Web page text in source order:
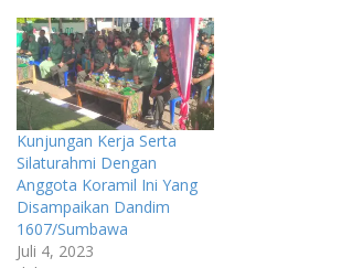
Kunjungan Kerja Serta
Silaturahmi Dengan
Anggota Koramil Ini Yang
Disampaikan Dandim
1607/Sumbawa
Juli 4, 2023